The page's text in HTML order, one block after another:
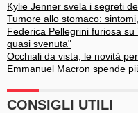
Kylie Jenner svela i segreti
Tumore allo stomaco:
Federica Pellegrini furiosa
quasi svenuta"
Occhiali da vista, le novità
Emmanuel Macron spende
CONSIGLI UTILI